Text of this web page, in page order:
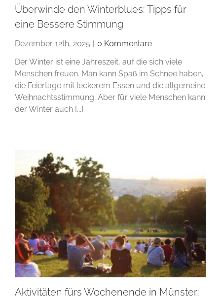
Überwinde den Winterblues: Tipps für
eine Bessere Stimmung
Dezember 12th, 2025
0 Kommentare
Der Winter ist eine Jahreszeit, auf die sich viele
Menschen freuen. Man kann Spaß im Schnee haben,
die Feiertage mit leckerem Essen und die allgemeine
Weihnachtsstimmung. Aber für viele Menschen kann
der Winter auch [...]
Aktivitäten fürs Wochenende in Münster: